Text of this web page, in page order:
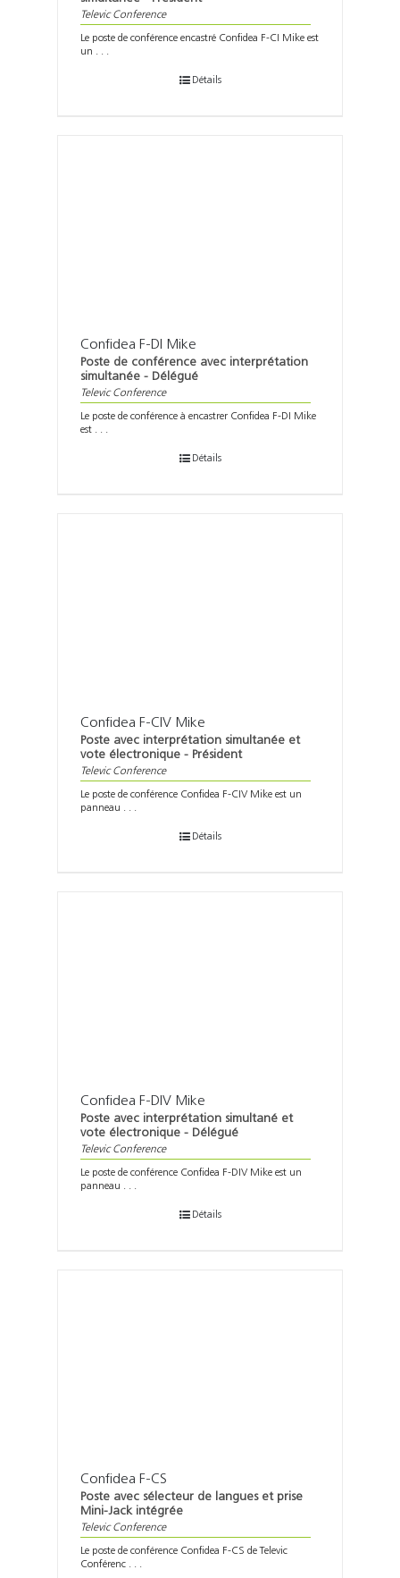
Televic Conference
Le poste de conférence encastré Confidea F-CI Mike est
un . . .
Détails
Confidea F-DI Mike
Poste de conférence avec interprétation
simultanée - Délégué
Televic Conference
Le poste de conférence à encastrer Confidea F-DI Mike
est . . .
Détails
Confidea F-CIV Mike
Poste avec interprétation simultanée et
vote électronique - Président
Televic Conference
Le poste de conférence Confidea F-CIV Mike est un
panneau . . .
Détails
Confidea F-DIV Mike
Poste avec interprétation simultané et
vote électronique - Délégué
Televic Conference
Le poste de conférence Confidea F-DIV Mike est un
panneau . . .
Détails
Confidea F-CS
Poste avec sélecteur de langues et prise
Mini-Jack intégrée
Televic Conference
Le poste de conférence Confidea F-CS de Televic
Conférenc . . .